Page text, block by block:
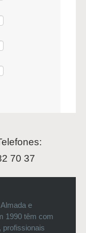
70 37
e
1990 têm com
profissionais